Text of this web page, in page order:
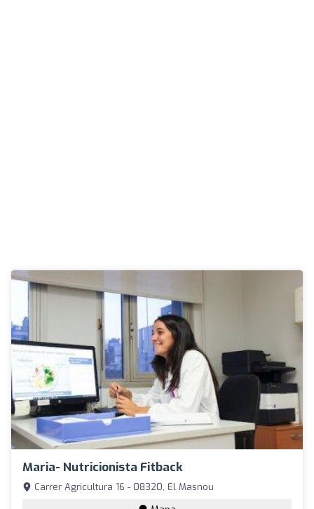
Maria- Nutricionista Fitback
Carrer Agricultura 16 - 08320, El Masnou